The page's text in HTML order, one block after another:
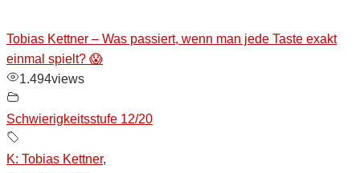
Tobias Kettner – Was passiert, wenn man jede Taste exakt
einmal spielt? 😱
1.494views
Schwierigkeitsstufe 12/20
K: Tobias Kettner,